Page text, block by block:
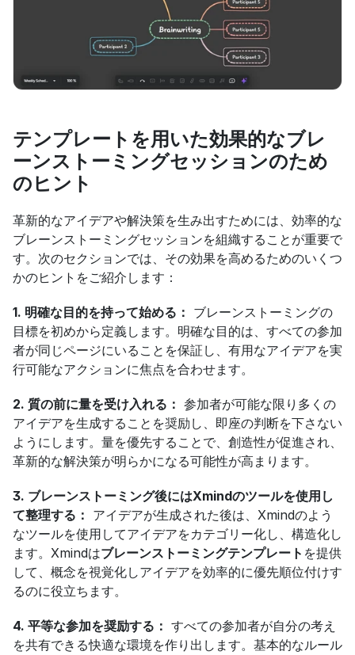
テンプレートを用いた効果的なブレ
ーンストーミングセッションのため
のヒント
革新的なアイデアや解決策を生み出すためには、効率的な
ブレーンストーミングセッションを組織することが重要で
す。次のセクションでは、その効果を高めるためのいくつ
かのヒントをご紹介します：
1. 明確な目的を持って始める： ブレーンストーミングの
目標を初めから定義します。明確な目的は、すべての参加
者が同じページにいることを保証し、有用なアイデアを実
行可能なアクションに焦点を合わせます。
2. 質の前に量を受け入れる： 参加者が可能な限り多くの
アイデアを生成することを奨励し、即座の判断を下さない
ようにします。量を優先することで、創造性が促進され、
革新的な解決策が明らかになる可能性が高まります。
3. ブレーンストーミング後にはXmindのツールを使用し
て整理する： アイデアが生成された後は、Xmindのよう
なツールを使用してアイデアをカテゴリー化し、構造化し
ます。Xmindはブレーンストーミングテンプレート を提供
して、概念を視覚化しアイデアを効率的に優先順位付けす
るのに役立ちます。
4. 平等な参加を奨励する： すべての参加者が自分の考え
を共有できる快適な環境を作り出します。基本的なルール